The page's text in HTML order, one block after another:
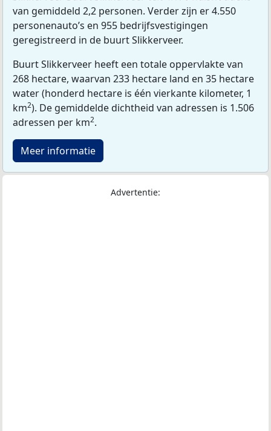
van gemiddeld 2,2 personen. Verder zijn er 4.550
personenauto’s en 955 bedrijfsvestigingen
geregistreerd in de buurt Slikkerveer.
Buurt Slikkerveer heeft een totale oppervlakte van
268 hectare, waarvan 233 hectare land en 35 hectare
water (honderd hectare is één vierkante kilometer, 1
km2). De gemiddelde dichtheid van adressen is 1.506
adressen per km2.
Meer informatie
Advertentie: